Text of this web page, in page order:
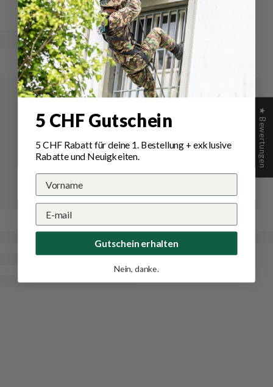
Schreiben Sie die erste Bewertung
★ Bewertungen
5 CHF Gutschein
5 CHF Rabatt für deine 1. Bestellung+ exklusive
Rabatte und Neuigkeiten.
Gutschein erhalten
Nein, danke.